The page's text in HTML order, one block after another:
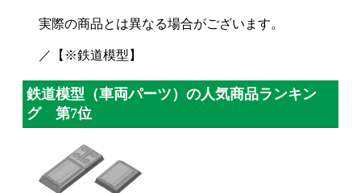
実際の商品とは異なる場合がございます。
／【※鉄道模型】
鉄道模型（車両パーツ）の人気商品ランキン
グ 第7位